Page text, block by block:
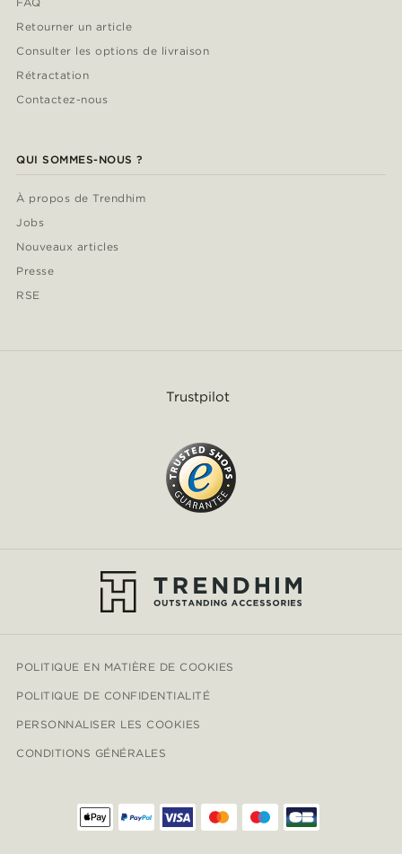
Retourner un article
Consulter les options de livraison
Rétractation
Contactez-nous
QUI SOMMES-NOUS ?
À propos de Trendhim
Jobs
Nouveaux articles
Presse
RSE
Trustpilot
POLITIQUE EN MATIÈRE DE COOKIES
POLITIQUE DE CONFIDENTIALITÉ
PERSONNALISER LES COOKIES
CONDITIONS GÉNÉRALES